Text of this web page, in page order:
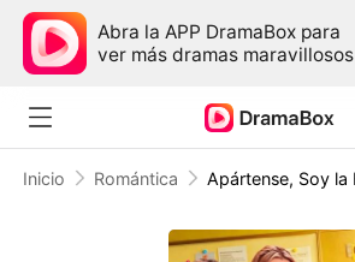
Abra la APP DramaBox para
ver más dramas maravillosos
Inicio Romántica